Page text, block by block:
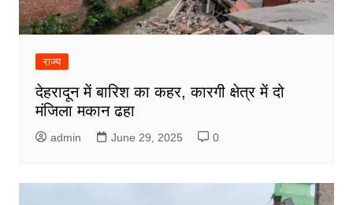
राज्य
देहरादून में बारिश का कहर, कारगी क्षेत्र में दो
मंजिला मकान ढहा
admin June 29, 2025 0